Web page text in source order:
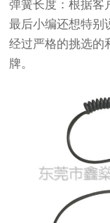
弹簧长度：根据客
最后小编还想特别
经过严格的挑选的
牌。